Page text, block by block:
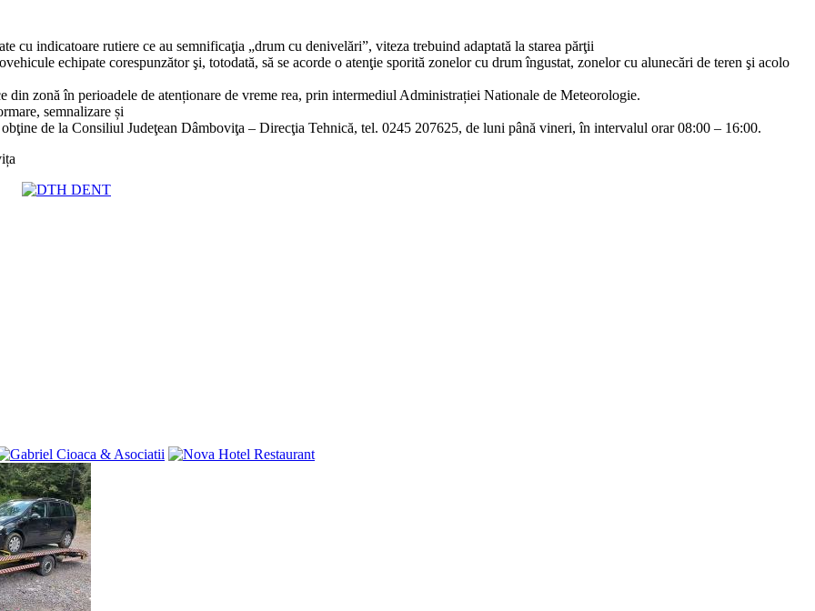
cu indicatoare rutiere ce au semnificaţia „drum cu denivelări”, viteza trebuind adaptată la starea părţii
echipate corespunzător şi, totodată, să se acorde o atenţie sporită zonelor cu drum îngustat, zonelor cu alunecări de teren şi acolo
zonă în perioadele de atenționare de vreme rea, prin intermediul Administrației Nationale de Meteorologie.
semnalizare și
de la Consiliul Judeţean Dâmboviţa – Direcţia Tehnică, tel. 0245 207625, de luni până vineri, în intervalul orar 08:00 – 16:00.